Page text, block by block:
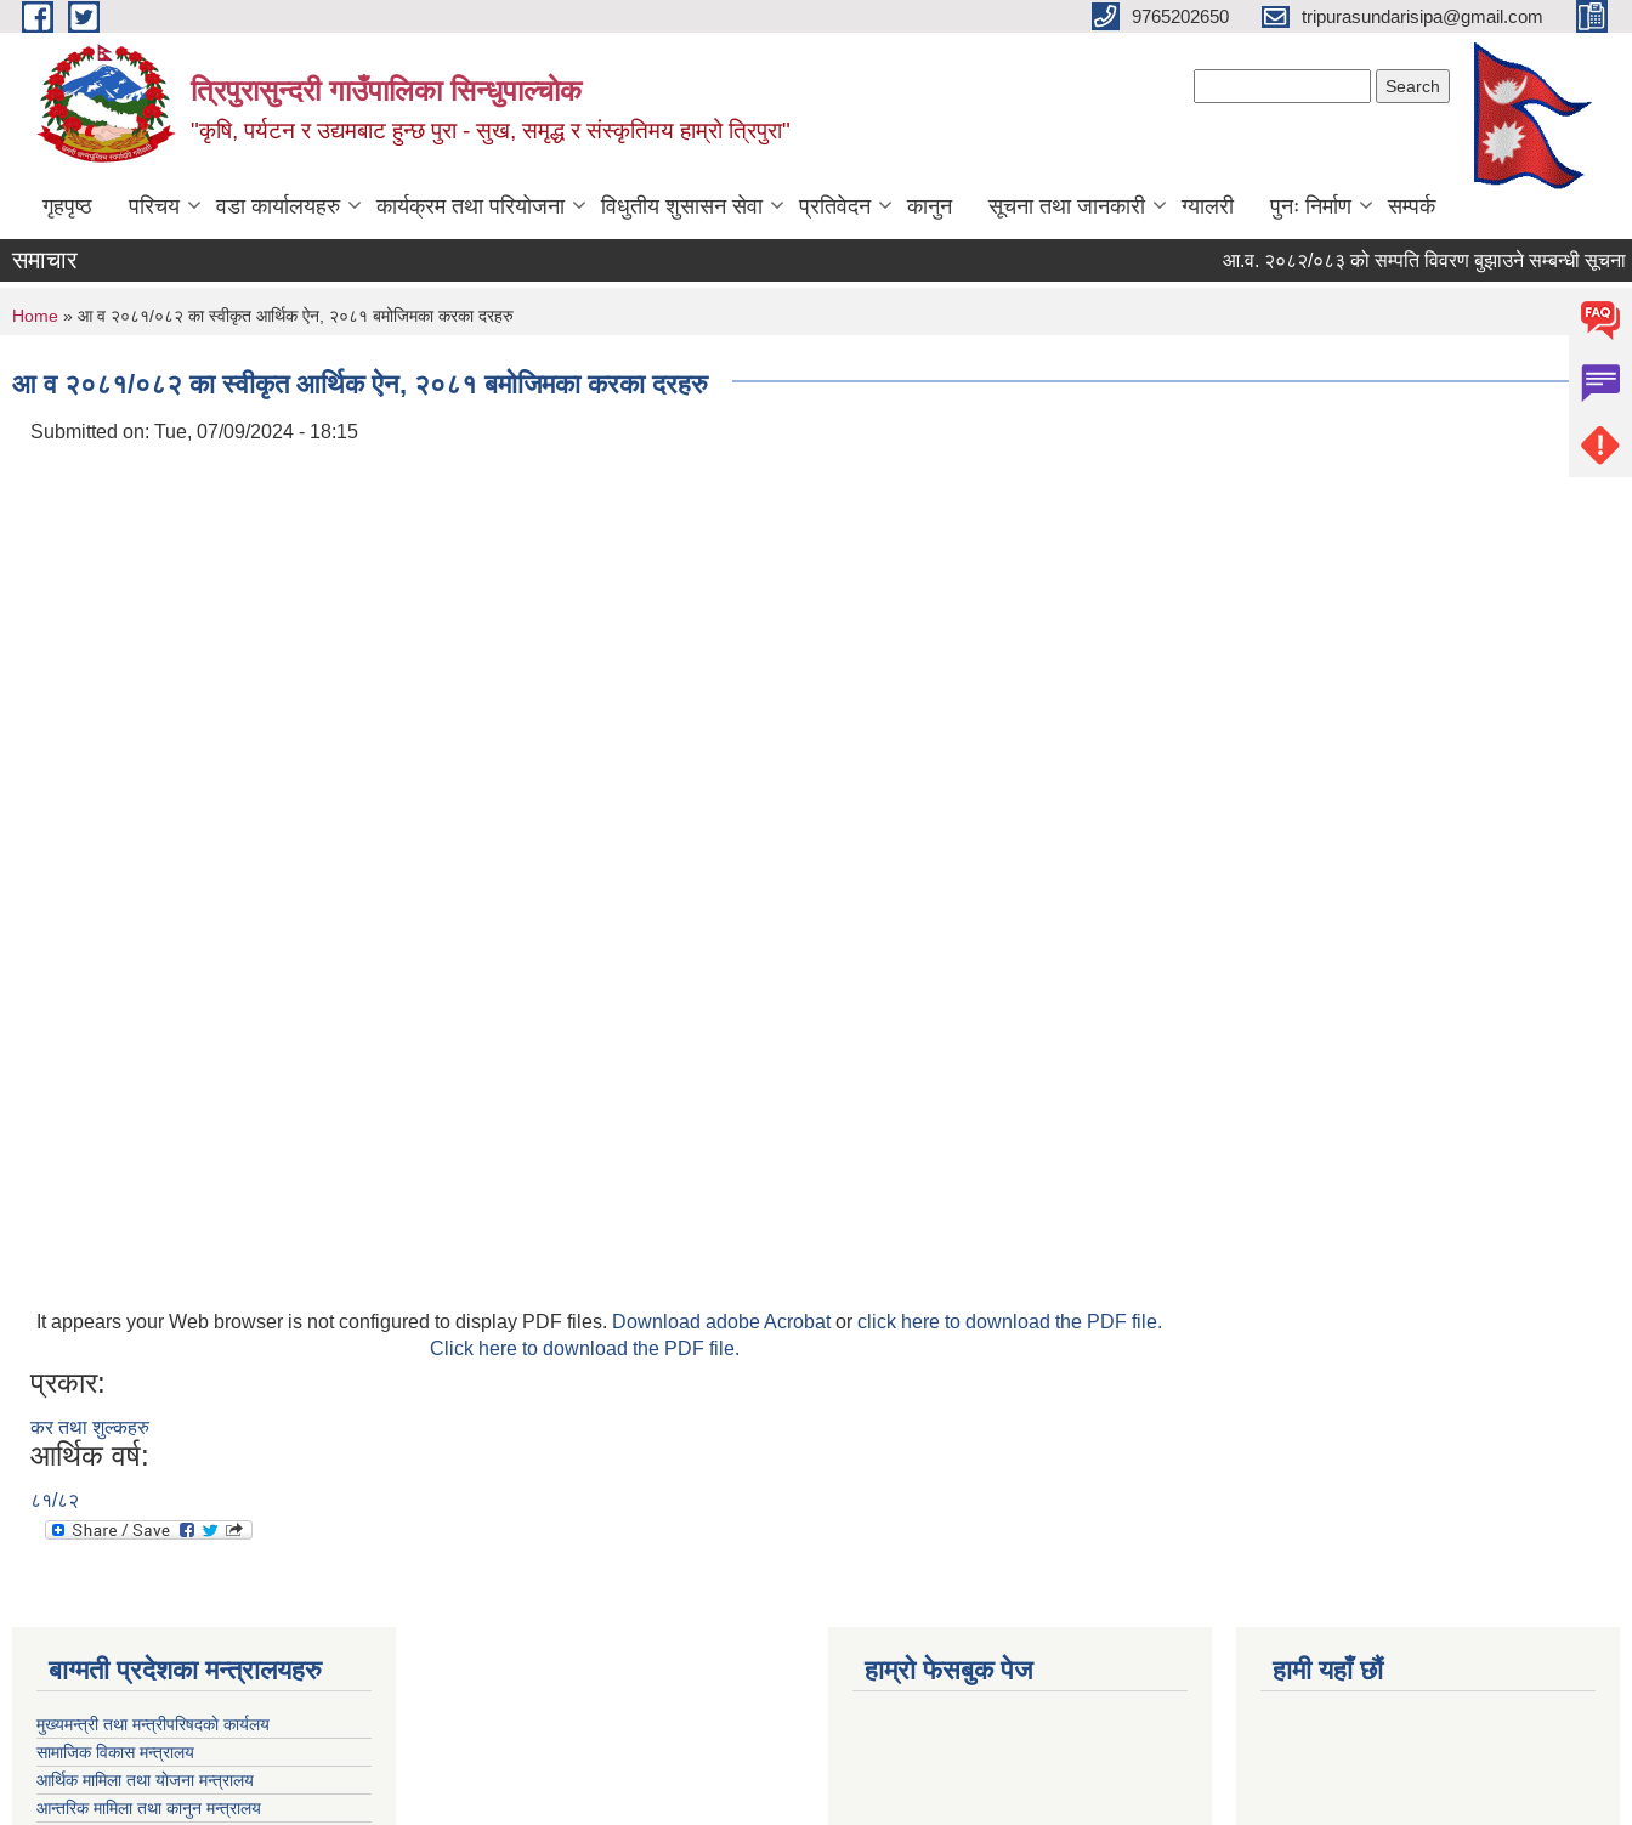
Skip to main content 9765202650 tripurasundarisipa@gmail.com
त्रिपुरासुन्दरी गाउँपालिका सिन्धुपाल्चाेक
"कृषि, पर्यटन र उद्यमबाट हुन्छ पुरा - सुख, समृद्ध र संस्कृतिमय हाम्रो त्रिपुरा"
गृहपृष्ठ परिचय वडा कार्यालयहरु कार्यक्रम तथा परियोजना विधुतीय शुसासन सेवा प्रतिवेदन कानुन सूचना तथा जानकारी ग्यालरी पुनः निर्माण सम्पर्क
समाचार आ.व. २०८२/०८३ को सम्पति विवरण बुझाउने सम्बन्धी सूचना ।
You are here
Home » आ व २०८१/०८२ का स्वीकृत आर्थिक ऐन, २०८१ बमोजिमका करका दरहरु
आ व २०८१/०८२ का स्वीकृत आर्थिक ऐन, २०८१ बमोजिमका करका दरहरु
Submitted on: Tue, 07/09/2024 - 18:15
It appears your Web browser is not configured to display PDF files. Download adobe Acrobator click here to download the PDF file.
Click here to download the PDF file.
प्रकार:
कर तथा शुल्कहरु
आर्थिक वर्ष:
८१/८२
बाग्मती प्रदेशका मन्त्रालयहरु
मुख्यमन्त्री तथा मन्त्रीपरिषदकाे कार्यलय
सामाजिक विकास मन्त्रालय
आर्थिक मामिला तथा याेजना मन्त्रालय
आन्तरिक मामिला तथा कानुन मन्त्रालय
हाम्राे फेसबुक पेज हामी यहाँ छौं